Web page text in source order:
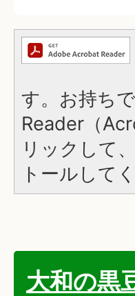
す。お持ち
Reader（
リックして
トールして
大和の黒